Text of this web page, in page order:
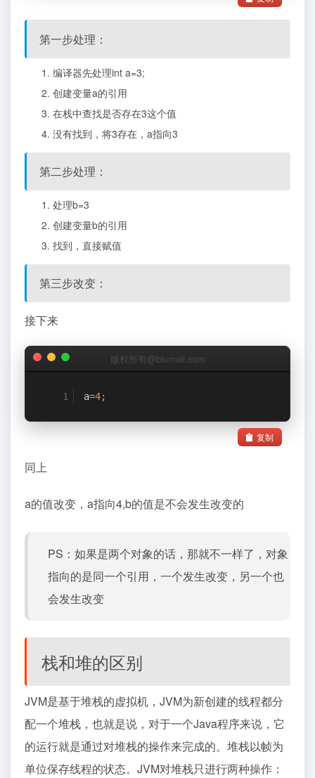
第一步处理：
编译器先处理int a=3;
创建变量a的引用
在栈中查找是否存在3这个值
没有找到，将3存在，a指向3
第二步处理：
处理b=3
创建变量b的引用
找到，直接赋值
第三步改变：
接下来
版权所有@biumall.com
a=4;
复制
同上
a的值改变，a指向4,b的值是不会发生改变的
PS：如果是两个对象的话，那就不一样了，对象
指向的是同一个引用，一个发生改变，另一个也
会发生改变
栈和堆的区别
JVM是基于堆栈的虚拟机，JVM为新创建的线程都分
配一个堆栈，也就是说，对于一个Java程序来说，它
的运行就是通过对堆栈的操作来完成的。堆栈以帧为
单位保存线程的状态。JVM对堆栈只进行两种操作：